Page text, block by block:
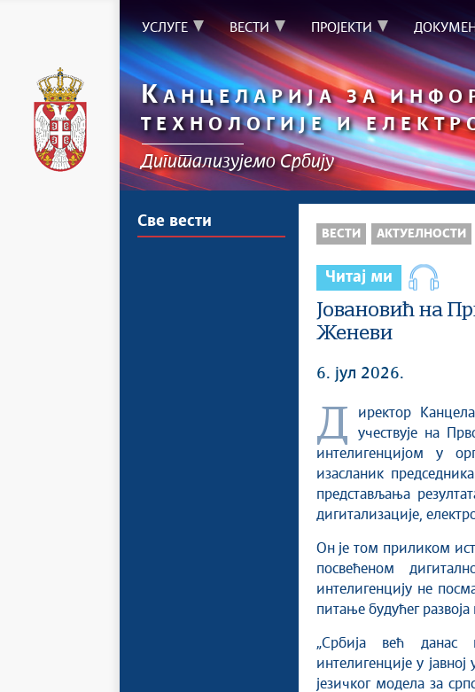
УСЛУГЕ ВЕСТИ ПРОЈЕКТИ
КАНЦЕЛАРИЈА ЗА
ТЕХНОЛОГИЈЕ И
Дигитализујемо Србију
Све вести
ВЕСТИ АКТУЕЛНОСТИ
Читај ми
Јовановић на
Женеви
6. јул 2026.
Директор Канцеларије за ИТ и еУправу, др Михаило Јовановић
учествује на
интелигенцијом у
изасланик
представљања
дигитализације,
Он је том приликом
посвећеном
интелигенцију не
питање будућег
„Србија већ данас
интелигенције у
језичког модела за